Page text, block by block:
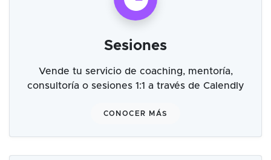
Sesiones
Vende tu servicio de coaching, mentoría,
consultoría o sesiones 1:1 a través de Calendly
CONOCER MÁS